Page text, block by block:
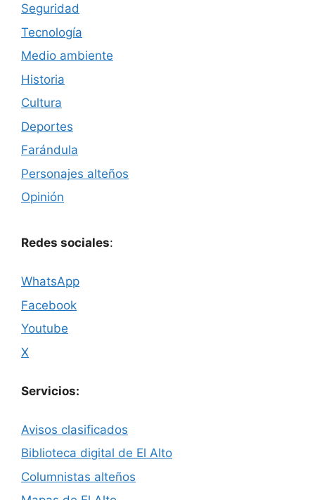
Seguridad
Tecnología
Medio ambiente
Historia
Cultura
Deportes
Farándula
Personajes alteños
Opinión
Redes sociales:
WhatsApp
Facebook
Youtube
X
Servicios:
Avisos clasificados
Biblioteca digital de El Alto
Columnistas alteños